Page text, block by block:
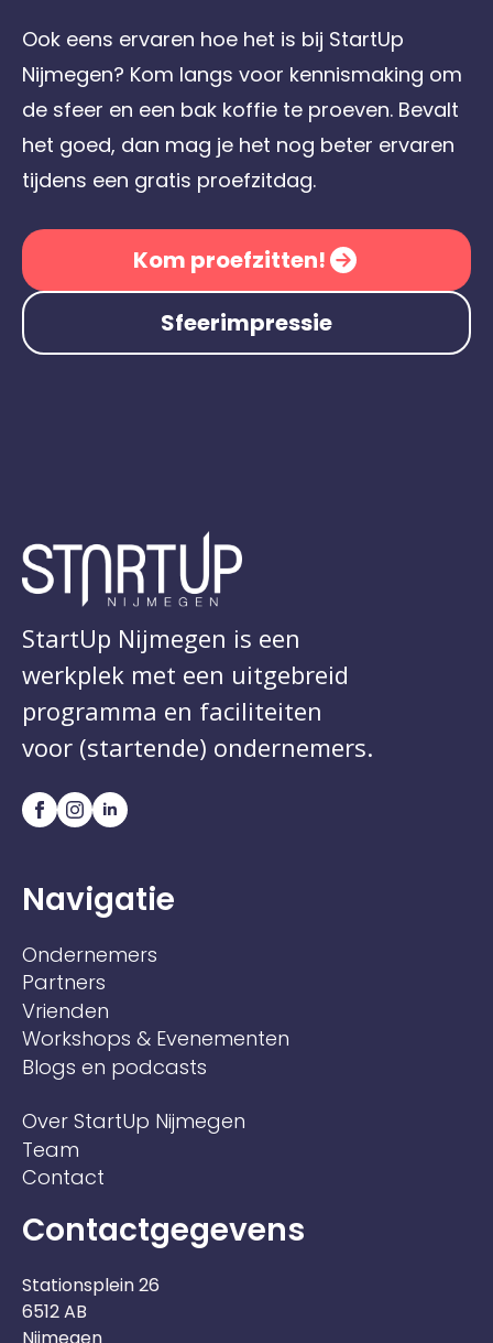
Ook eens ervaren hoe het is bij StartUp
Nijmegen? Kom langs voor kennismaking om
de sfeer en een bak koffie te proeven. Bevalt
het goed, dan mag je het nog beter ervaren
tijdens een gratis proefzitdag.
Kom proefzitten!
Sfeerimpressie
StartUp Nijmegen is een
werkplek met een uitgebreid
programma en faciliteiten
voor (startende) ondernemers.
Navigatie
Ondernemers
Partners
Vrienden
Workshops & Evenementen
Blogs en podcasts
Over StartUp Nijmegen
Team
Contact
Contactgegevens
Stationsplein 26
6512 AB